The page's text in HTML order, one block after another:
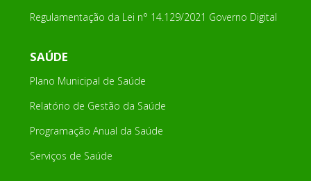
Regulamentação da Lei n° 14.129/2021 Governo Digital
SAÚDE
Plano Municipal de Saúde
Relatório de Gestão da Saúde
Programação Anual da Saúde
Serviços de Saúde